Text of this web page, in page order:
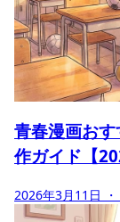
青春漫画お
作ガイド【
2026年3月11日